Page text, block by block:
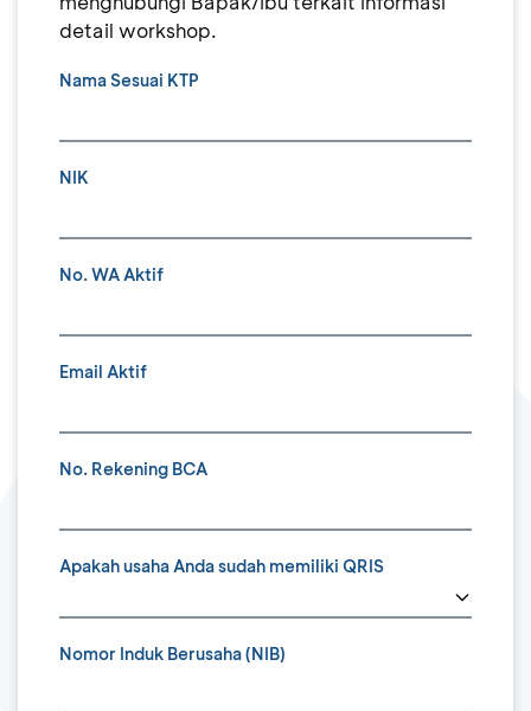
detail workshop.
Nama Sesuai KTP
NIK
No. WA Aktif
Email Aktif
No. Rekening BCA
Apakah usaha Anda sudah memiliki QRIS
Nomor Induk Berusaha (NIB)